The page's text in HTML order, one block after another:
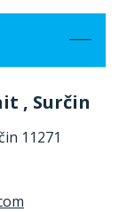
, Surčin
11271